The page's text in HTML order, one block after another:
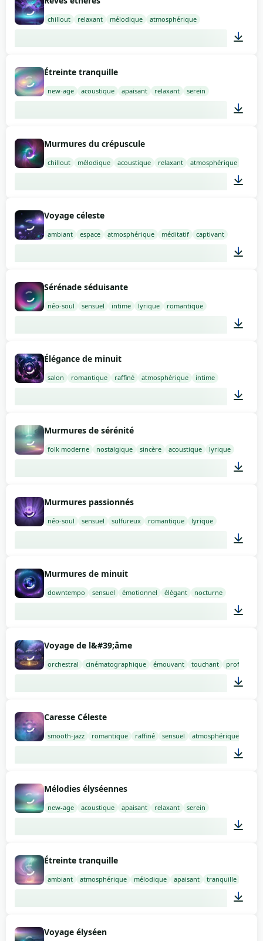
chillout relaxant mélodique atmosphérique
Étreinte tranquille
new-age acoustique apaisant relaxant serein
Murmures du crépuscule
chillout mélodique acoustique relaxant atmosphérique
Voyage céleste
ambiant espace atmosphérique méditatif captivant
Sérénade séduisante
néo-soul sensuel intime lyrique romantique
Élégance de minuit
salon romantique raffiné atmosphérique intime
Murmures de sérénité
folk moderne nostalgique sincère acoustique lyrique
Murmures passionnés
néo-soul sensuel sulfureux romantique lyrique
Murmures de minuit
downtempo sensuel émotionnel élégant nocturne
Voyage de l&#39;âme
orchestral cinématographique émouvant touchant profond
Caresse Céleste
smooth-jazz romantique raffiné sensuel atmosphérique
Mélodies élyséennes
new-age acoustique apaisant relaxant serein
Étreinte tranquille
ambiant atmosphérique mélodique apaisant tranquille
Voyage élyséen